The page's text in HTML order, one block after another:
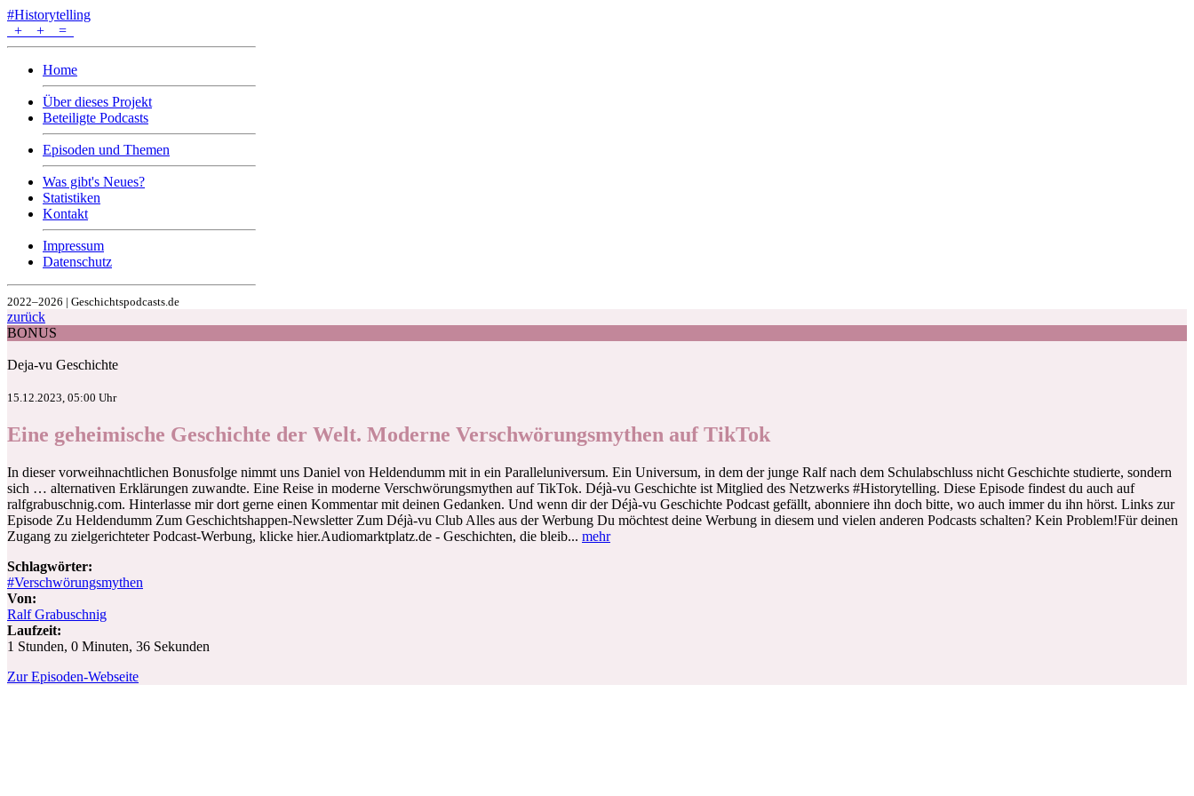
#Historytelling
+
+ =
Home
Über dieses Projekt
Beteiligte Podcasts
Episoden und Themen
Was gibt's Neues?
Statistiken
Kontakt
Impressum
Datenschutz
2022–2026 | Geschichtspodcasts.de
zurück
BONUS
Deja-vu Geschichte
15.12.2023, 05:00 Uhr
Eine geheimische Geschichte der Welt. Moderne Verschwörungsmythen auf TikTok
In dieser vorweihnachtlichen Bonusfolge nimmt uns Daniel von Heldendumm mit in ein Paralleluniversum. Ein Universum, in dem der junge Ralf nach dem Schulabschluss nicht Geschichte studierte, sondern
sich … alternativen Erklärungen zuwandte. Eine Reise in moderne Verschwörungsmythen auf TikTok. Déjà-vu Geschichte ist Mitglied des Netzwerks #Historytelling. Diese Episode findest du auch auf
ralfgrabuschnig.com. Hinterlasse mir dort gerne einen Kommentar mit deinen Gedanken. Und wenn dir der Déjà-vu Geschichte Podcast gefällt, abonniere ihn doch bitte, wo auch immer du ihn hörst. Links zur
Episode Zu Heldendumm Zum Geschichtshappen-Newsletter Zum Déjà-vu Club Alles aus der Werbung Du möchtest deine Werbung in diesem und vielen anderen Podcasts schalten? Kein Problem!Für deinen
Zugang zu zielgerichteter Podcast-Werbung, klicke hier.Audiomarktplatz.de - Geschichten, die bleib... mehr
Schlagwörter:
#Verschwörungsmythen
Von:
Ralf Grabuschnig
Laufzeit:
1 Stunden, 0 Minuten, 36 Sekunden
Zur Episoden-Webseite